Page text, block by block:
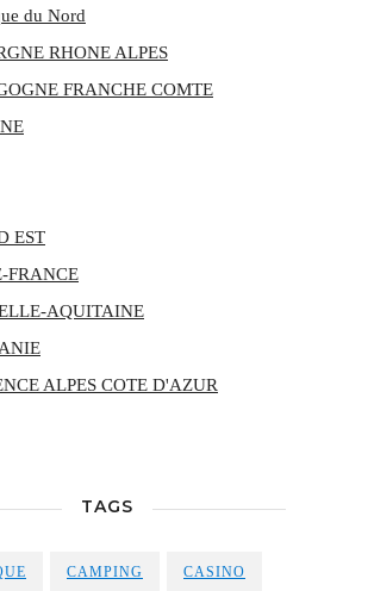
du Nord
RHONE ALPES
FRANCHE COMTE
EST
FRANCE
AQUITAINE
ALPES COTE D'AZUR
TAGS
CAMPING CASINO